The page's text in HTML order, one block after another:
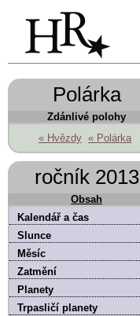
Polárka
Zdánlivé polohy
« Hvězdy « Polárka
ročník 2013
Obsah
Kalendář a čas
Slunce
Měsíc
Zatmění
Planety
Trpasličí planety